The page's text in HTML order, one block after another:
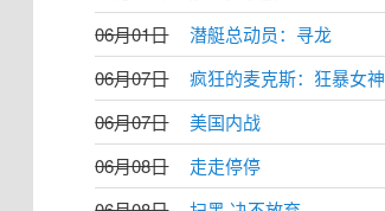
06月01日
潜艇总动员：寻龙
06月07日
疯狂的麦克斯：狂暴女神
06月07日
美国内战
06月08日
走走停停